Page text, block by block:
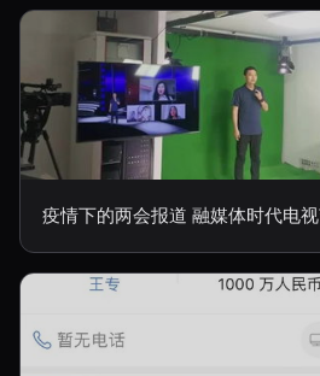
疫情下的两会报道 融媒体时代电